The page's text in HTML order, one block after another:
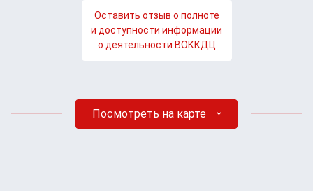
Оставить отзыв о полноте
и доступности информации
о деятельности ВОККДЦ
Посмотреть на карте